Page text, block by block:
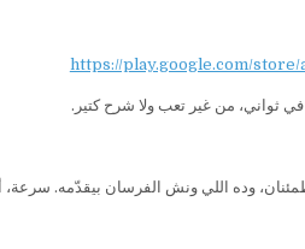
https://play.google.com/
ثواني، من غير تعب ولا شرح كتير.
وده اللي ونش الفرسان بيقدّمه.